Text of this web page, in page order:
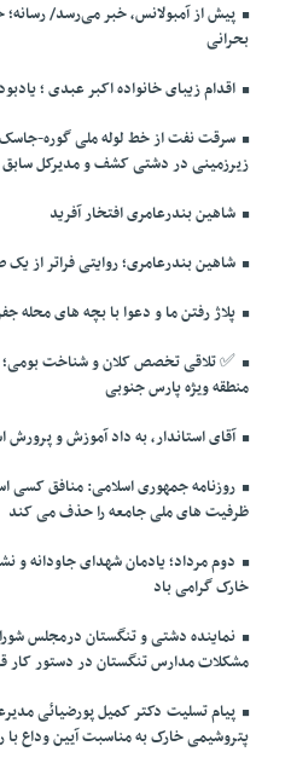
پیش از آمبولانس، خبر می‌رسد/
بحرانی
اقدام زیبای خانواده اکبر عبدی ؛
سرقت نفت از خط لوله ملی گوره-
زیرزمینی در دشتی کشف و مدیرکل
شاهین بندرعامری افتخار آفرید
شاهین بندرعامری؛ روایتی فراتر از
پلاژ رفتن ما و دعوا با بچه های محله
✅️ تلاقی تخصص کلان و شناخت بومی؛
منطقه ویژه پارس جنوبی
آقای استاندار، به داد آموزش و پرورش
روزنامه جمهوری اسلامی: منافق کسی
ظرفیت های ملی جامعه را حذف می کند
دوم مرداد؛ یادمان شهدای جاودانه و
خارک گرامی باد
نماینده دشتی و تنگستان درمجلس
مشکلات مدارس تنگستان در دستور کار
پیام تسلیت دکتر کمیل پورضیائی
پتروشیمی خارک به مناسبت آیین وداع با